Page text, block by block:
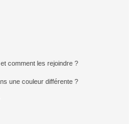
comment les rejoindre ?
une couleur différente ?